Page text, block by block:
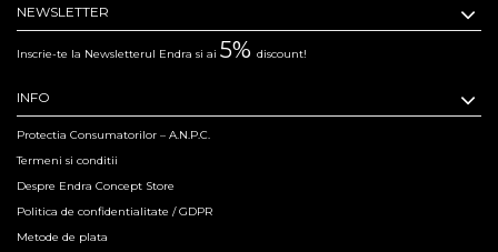
NEWSLETTER
Inscrie-te la Newsletterul Endra si ai 5% discount!
INFO
Protectia Consumatorilor – A.N.P.C.
Termeni si conditii
Despre Endra Concept Store
Politica de confidentialitate / GDPR
Metode de plata